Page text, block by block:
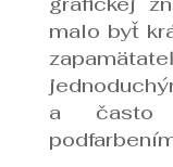
malo byť
a často